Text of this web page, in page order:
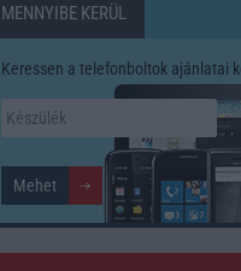
MENNYIBE KERÜL
Keressen a telefonboltok ajánlatai